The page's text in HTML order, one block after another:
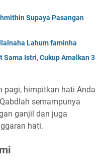
Supaya Pasangan
Lahum faminha
Sama Istri, Cukup Amalkan 3
pagi, himpitkan hati Anda
semampunya
ganjil dan juga
hati.